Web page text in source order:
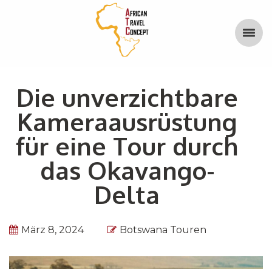
Die unverzichtbare
Kameraausrüstung
für eine Tour durch
das Okavango-
Delta
März 8, 2024 Botswana Touren